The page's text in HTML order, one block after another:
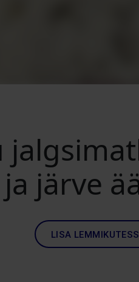
ja järve
LISA